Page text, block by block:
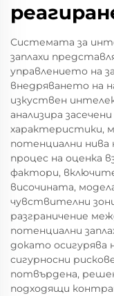
Системата за
заплахи
управлението на
внедряването на
изкуствен
анализира
характеристики,
потенциални нива
процес на оценка
фактори,
височината,
чувствителни
разграничение
потенциални
докато осигурява
сигурносни
потвърдена,
подходящи